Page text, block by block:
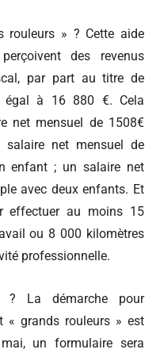
rouleurs » ? Cette aide
des revenus
par part au titre de
égal à 16 880 €. Cela
net mensuel de 1508€
net mensuel de
enfant ; un salaire net
avec deux enfants. Et
effectuer au moins 15
ou 8 000 kilomètres
professionnelle.
? La démarche pour
« grands rouleurs » est
un formulaire sera